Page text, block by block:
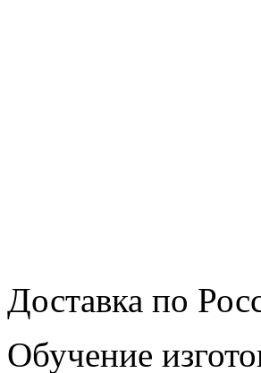
Доставка по
Обучение